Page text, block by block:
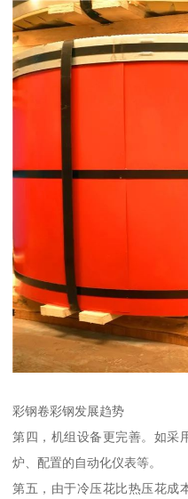
彩钢卷彩钢发展趋势
第四，机组设备更完善。如采
炉、配置的自动化仪表等。
第五，由于冷压花比热压花成